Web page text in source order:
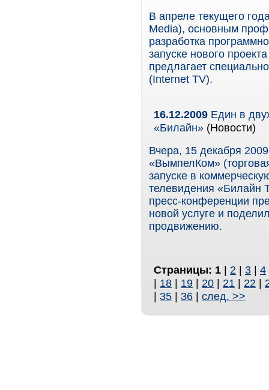
В апреле текущего
Media), основным
разработка
запуске нового
предлагает
(Internet TV).
16.12.2009 Един в
«Билайн» (Новости)
Вчера, 15 декабря
«ВымпелКом»
запуске в
телевидения «Билайн
пресс-конференции
новой услуге и
продвижению.
Страницы: 1 | 2 | 3 | 4
| 18 | 19 | 20 | 21 | 22 |
| 35 | 36 | след. >>